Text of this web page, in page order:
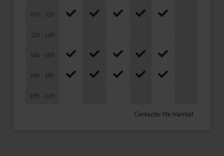
10h - 12h
12h - 14h
14h - 16h
16h - 18h
18h - 20h
Contacter Me Hamtat